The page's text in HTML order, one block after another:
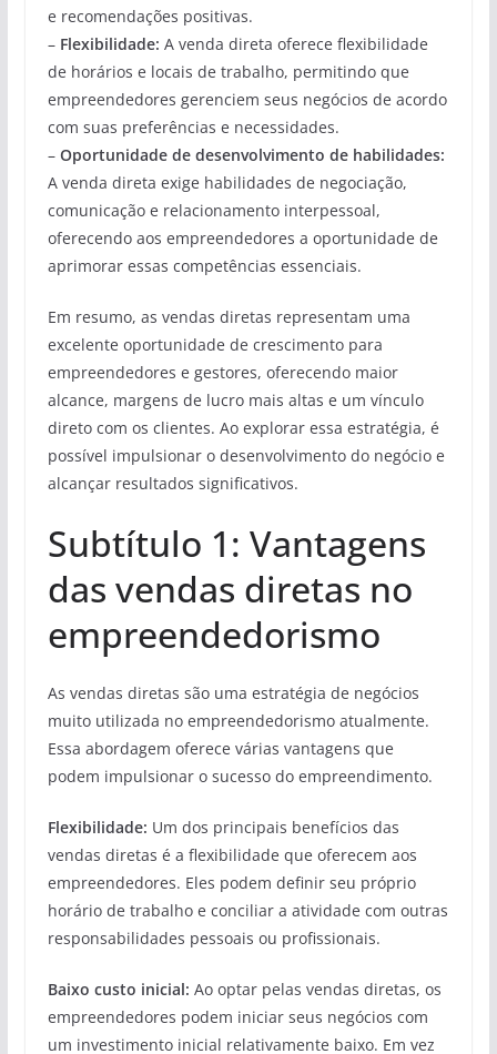
e recomendações positivas.
– Flexibilidade: A venda direta oferece flexibilidade
de horários e locais de trabalho, permitindo que
empreendedores gerenciem seus negócios de acordo
com suas preferências e necessidades.
– Oportunidade de desenvolvimento de habilidades:
A venda direta exige habilidades de negociação,
comunicação e relacionamento interpessoal,
oferecendo aos empreendedores a oportunidade de
aprimorar essas competências essenciais.
Em resumo, as vendas diretas representam uma
excelente oportunidade de crescimento para
empreendedores e gestores, oferecendo maior
alcance, margens de lucro mais altas e um vínculo
direto com os clientes. Ao explorar essa estratégia, é
possível impulsionar o desenvolvimento do negócio e
alcançar resultados significativos.
Subtítulo 1: Vantagens
das vendas diretas no
empreendedorismo
As vendas diretas são uma estratégia de negócios
muito utilizada no empreendedorismo atualmente.
Essa abordagem oferece várias vantagens que
podem impulsionar o sucesso do empreendimento.
Flexibilidade: Um dos principais benefícios das
vendas diretas é a flexibilidade que oferecem aos
empreendedores. Eles podem definir seu próprio
horário de trabalho e conciliar a atividade com outras
responsabilidades pessoais ou profissionais.
Baixo custo inicial: Ao optar pelas vendas diretas, os
empreendedores podem iniciar seus negócios com
um investimento inicial relativamente baixo. Em vez